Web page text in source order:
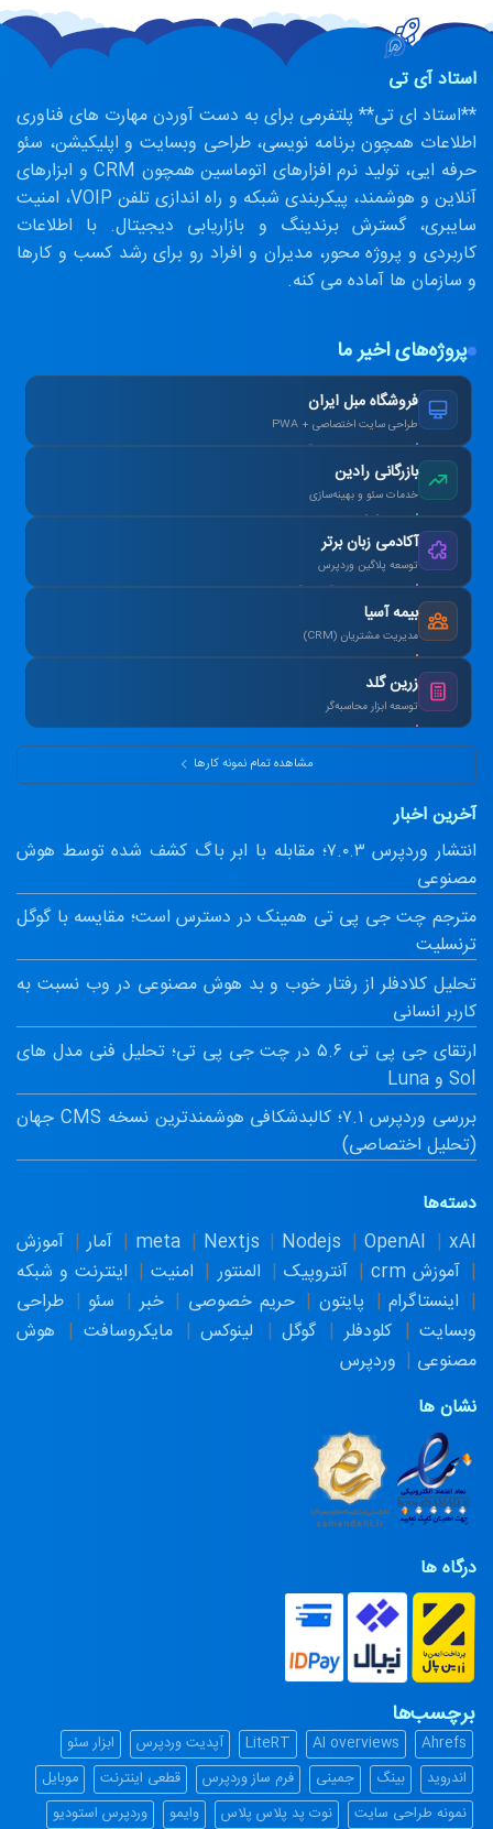
استاد آی تی
**استاد ای تی** پلتفرمی برای به دست آوردن مهارت های فناوری
اطلاعات همچون برنامه نویسی، طراحی وبسایت و اپلیکیشن، سئو
حرفه ایی، تولید نرم افزارهای اتوماسین همچون CRM و ابزارهای
آنلاین و هوشمند، پیکربندی شبکه و راه اندازی تلفن VOIP، امنیت
سایبری، گسترش برندینگ و بازاریابی دیجیتال. با اطلاعات
کاربردی و پروژه محور، مدیران و افراد رو برای رشد کسب و کارها
و سازمان ها آماده می کنه.
پروژه‌های اخیر ما
فروشگاه مبل ایران
طراحی سایت اختصاصی + PWA
بازرگانی رادین
خدمات سئو و بهینه‌سازی
آکادمی زبان برتر
توسعه پلاگین وردپرس
طراحی سیستم آزمون آنلاین و صدور کارنامه.
بیمه آسیا
مدیریت مشتریان (CRM)
یکپارچه‌سازی اطلاعات و اتوماسیون پیامک.
زرین گلد
توسعه ابزار محاسبه‌گر
ماشین‌حساب پیشرفته سود مرکب و طلا.
مشاهده تمام نمونه کارها
آخرین اخبار
انتشار وردپرس ۷.۰.۳؛ مقابله با ابر باگ کشف شده توسط هوش
مصنوعی
مترجم چت جی پی تی همینک در دسترس است؛ مقایسه با گوگل
ترنسلیت
تحلیل کلادفلر از رفتار خوب و بد هوش مصنوعی در وب نسبت به
کاربر انسانی
ارتقای جی پی تی ۵.۶ در چت جی پی تی؛ تحلیل فنی مدل های
Sol و Luna
بررسی وردپرس ۷.۱؛ کالبدشکافی هوشمندترین نسخه CMS جهان
(تحلیل اختصاصی)
دسته‌ها
meta
Nextjs Nodejs OpenAI xAI آمار
آموزش
آموزش crm
آنتروپیک المنتور امنیت
اینترنت و شبکه
اینستاگرام
پایتون حریم خصوصی خبر سئو
طراحی
وبسایت
کلودفلر گوگل لینوکس مایکروسافت
هوش
مصنوعی
وردپرس
نشان ها
درگاه ها
برچسب‌ها
Ahrefs
AI overviews
LiteRT آپدیت وردپرس
ابزار سئو
اندروید
بینگ جمینی فرم ساز وردپرس قطعی اینترنت
موبایل
نمونه طراحی سایت
نوت پد پلاس پلاس وایمو وردپرس استودیو